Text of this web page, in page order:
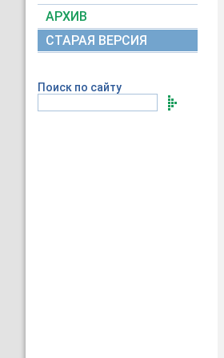
АРХИВ
СТАРАЯ ВЕРСИЯ
Поиск по сайту